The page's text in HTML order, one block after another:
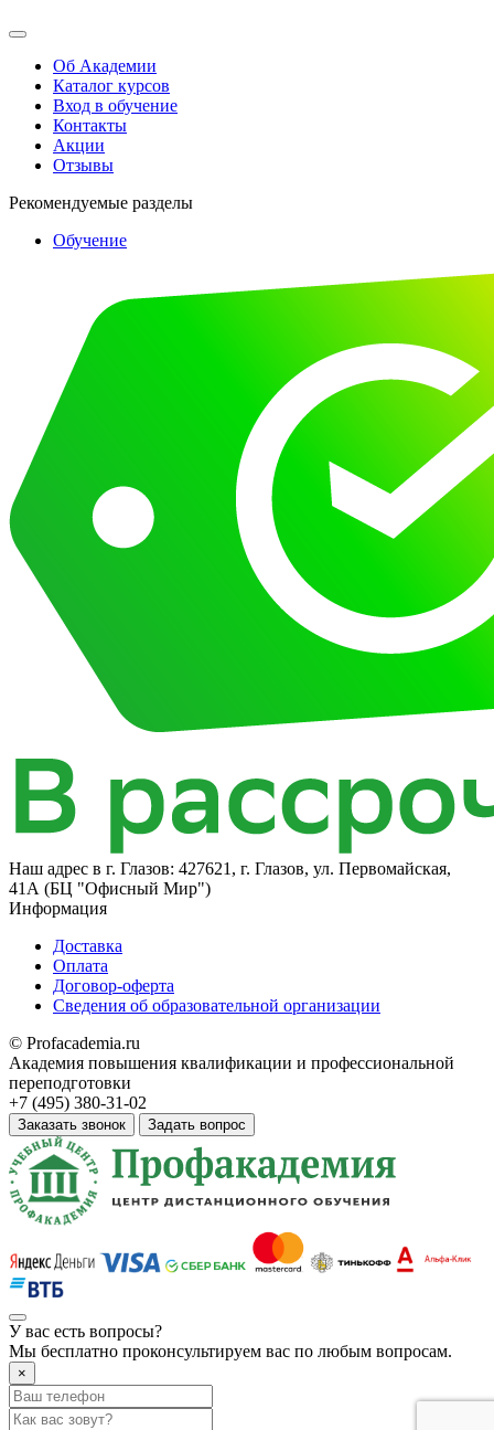
Об Академии
Каталог курсов
Вход в обучение
Контакты
Акции
Отзывы
Рекомендуемые разделы
Обучение
Наш адрес в г. Глазов: 427621, г. Глазов, ул. Первомайская,
41А (БЦ "Офисный Мир")
Информация
Доставка
Оплата
Договор-оферта
Сведения об образовательной организации
© Profacademia.ru
Академия повышения квалификации и профессиональной
переподготовки
+7 (495) 380-31-02
Заказать звонок Задать вопрос
У вас есть вопросы?
Мы бесплатно проконсультируем вас по любым вопросам.
×